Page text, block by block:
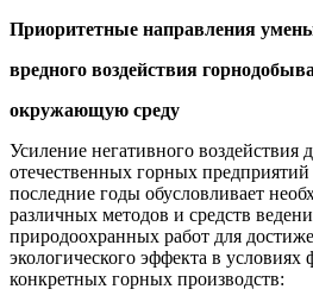
Приоритетные направления
вредного воздействия
окружающую среду
Усиление негативного воздействия
отечественных горных
последние годы обусловливает
различных методов и средств
природоохранных работ для
экологического эффекта в
конкретных горных производств: